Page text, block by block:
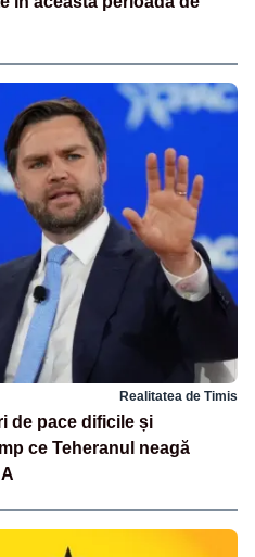
Realitatea de Timis
de pace dificile și
ce Teheranul neagă